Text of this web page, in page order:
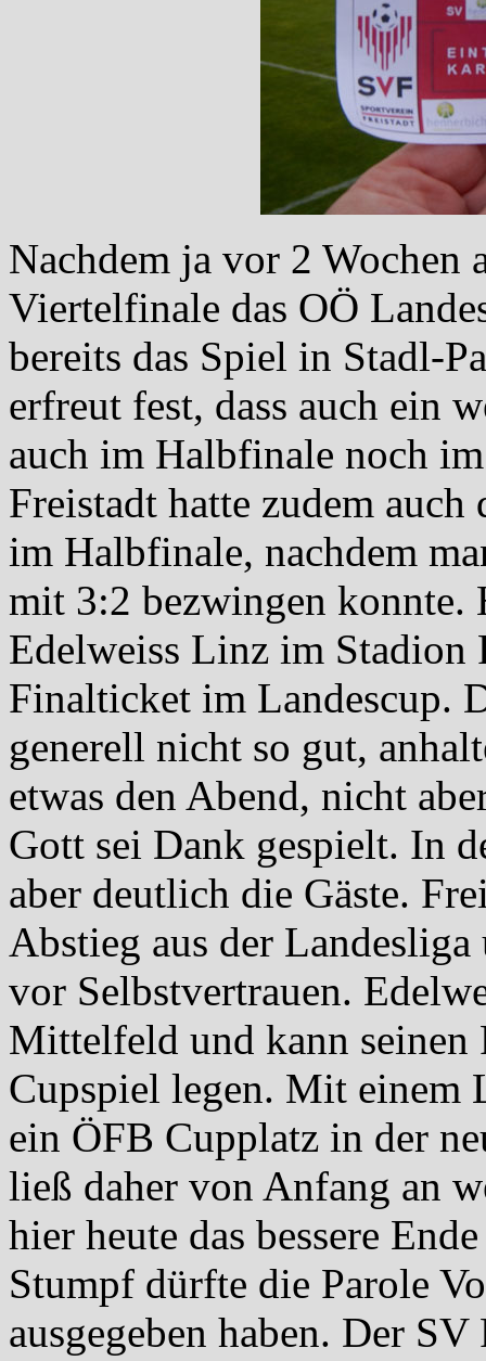
Nachdem ja vor 2 Wochen
Viertelfinale das OÖ
bereits das Spiel in Stadl-
erfreut fest, dass auch ein
auch im Halbfinale noch
Freistadt hatte zudem
im Halbfinale, nachdem
mit 3:2 bezwingen konnte.
Edelweiss Linz im Stadion
Finalticket im Landescup.
generell nicht so gut,
etwas den Abend, nicht
Gott sei Dank gespielt. In
aber deutlich die Gäste.
Abstieg aus der
vor Selbstvertrauen.
Mittelfeld und kann seinen
Cupspiel legen. Mit einem
ein ÖFB Cupplatz in der
ließ daher von Anfang an
hier heute das bessere
Stumpf dürfte die Parole
ausgegeben haben. Der